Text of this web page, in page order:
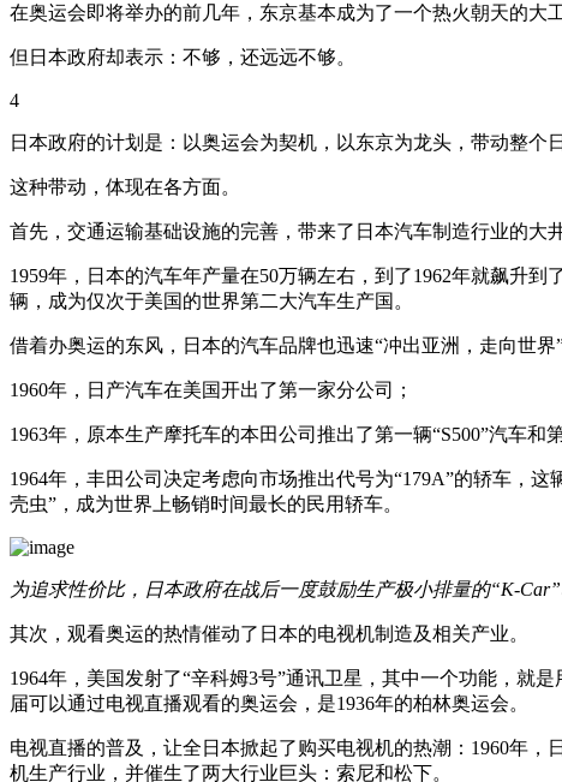
在奥运会即将举办的前几年，东京基本成为了一个热火朝天的大工
但日本政府却表示：不够，还远远不够。
4
日本政府的计划是：以奥运会为契机，以东京为龙头，带动整个
这种带动，体现在各方面。
首先，交通运输基础设施的完善，带来了日本汽车制造行业的大井
1959年，日本的汽车年产量在50万辆左右，到了1962年就飙升
辆，成为仅次于美国的世界第二大汽车生产国。
借着办奥运的东风，日本的汽车品牌也迅速“冲出亚洲，走向世界”
1960年，日产汽车在美国开出了第一家分公司；
1963年，原本生产摩托车的本田公司推出了第一辆“S500”汽车和
1964年，丰田公司决定考虑向市场推出代号为“179A”的轿车，
壳虫”，成为世界上畅销时间最长的民用轿车。
为追求性价比，日本政府在战后一度鼓励生产极小排量的“K-
其次，观看奥运的热情催动了日本的电视机制造及相关产业。
1964年，美国发射了“辛科姆3号”通讯卫星，其中一个功能，
届可以通过电视直播观看的奥运会，是1936年的柏林奥运会。
电视直播的普及，让全日本掀起了购买电视机的热潮：1960年
机生产行业，并催生了两大行业巨头：索尼和松下。